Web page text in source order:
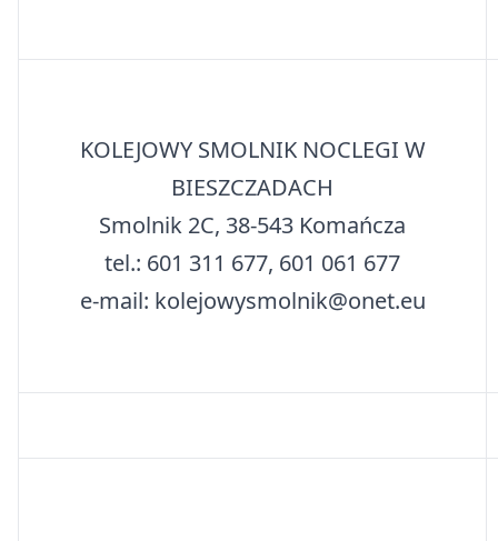
KOLEJOWY SMOLNIK NOCLEGI W
BIESZCZADACH
Smolnik 2C, 38-543 Komańcza
tel.: 601 311 677, 601 061 677
e-mail: kolejowysmolnik@onet.eu